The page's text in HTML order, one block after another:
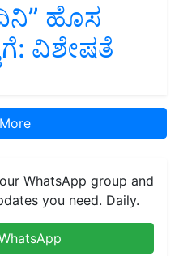
ಹೊಸ
ವಿಶೇಷತೆ
WhatsApp group and
you need. Daily.